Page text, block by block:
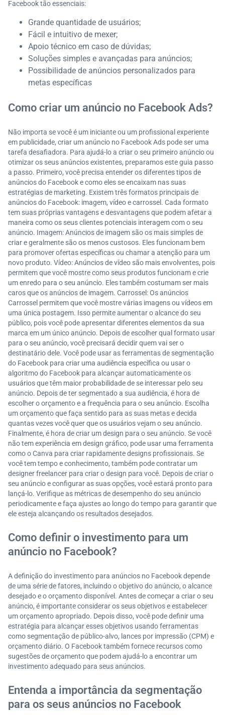
Facebook tão essenciais:
Grande quantidade de usuários;
Fácil e intuitivo de mexer;
Apoio técnico em caso de dúvidas;
Soluções simples e avançadas para anúncios;
Possibilidade de anúncios personalizados para
metas específicas
Como criar um anúncio no Facebook Ads?
Não importa se você é um iniciante ou um profissional experiente
em publicidade, criar um anúncio no Facebook Ads pode ser uma
tarefa desafiadora. Para ajudá-lo a criar o seu primeiro anúncio ou
otimizar os seus anúncios existentes, preparamos este guia passo
a passo. Primeiro, você precisa entender os diferentes tipos de
anúncios do Facebook e como eles se encaixam nas suas
estratégias de marketing. Existem três formatos principais de
anúncios do Facebook: imagem, vídeo e carrossel. Cada formato
tem suas próprias vantagens e desvantagens que podem afetar a
maneira como os seus clientes potenciais interagem com o seu
anúncio. Imagem: Anúncios de imagem são os mais simples de
criar e geralmente são os menos custosos. Eles funcionam bem
para promover ofertas específicas ou chamar a atenção para um
novo produto. Vídeo: Anúncios de vídeo são mais envolventes, pois
permitem que você mostre como seus produtos funcionam e crie
um enredo para o seu anúncio. Eles também costumam ser mais
caros que os anúncios de imagem. Carrossel: Os anúncios
Carrossel permitem que você mostre várias imagens ou vídeos em
uma única postagem. Isso permite aumentar o alcance do seu
público, pois você pode apresentar diferentes elementos da sua
marca em um único anúncio. Depois de escolher qual formato usar
para o seu anúncio, você precisará decidir quem vai ser o
destinatário dele. Você pode usar as ferramentas de segmentação
do Facebook para criar uma audiência específica ou usar o
algoritmo do Facebook para alcançar automaticamente os
usuários que têm maior probabilidade de se interessar pelo seu
anúncio. Depois de ter segmentado a sua audiência, é hora de
escolher o orçamento e a frequência para o seu anúncio. Escolha
um orçamento que faça sentido para as suas metas e decida
quantas vezes você quer que os usuários vejam o seu anúncio.
Finalmente, é hora de criar um design para o seu anúncio. Se você
não tem experiência em design gráfico, pode usar uma ferramenta
como o Canva para criar rapidamente designs profissionais. Se
você tem tempo e conhecimento, também pode contratar um
designer freelancer para criar o design para você. Depois de criar o
seu anúncio e configurar as suas opções, você estará pronto para
lançá-lo. Verifique as métricas de desempenho do seu anúncio
periodicamente e faça ajustes ao longo do tempo para garantir que
ele esteja alcançando os resultados desejados.
Como definir o investimento para um
anúncio no Facebook?
A definição do investimento para anúncios no Facebook depende
de uma série de fatores, incluindo o objetivo do anúncio, o alcance
desejado e o orçamento disponível. Antes de começar a criar o seu
anúncio, é importante considerar os seus objetivos e estabelecer
um orçamento apropriado. Depois disso, você pode definir uma
estratégia para alcançar esses objetivos usando ferramentas
como segmentação de público-alvo, lances por impressão (CPM) e
orçamento diário. O Facebook também fornece recursos como
sugestões de orçamento que podem ajudá-lo a encontrar um
investimento adequado para seus anúncios.
Entenda a importância da segmentação
para os seus anúncios no Facebook